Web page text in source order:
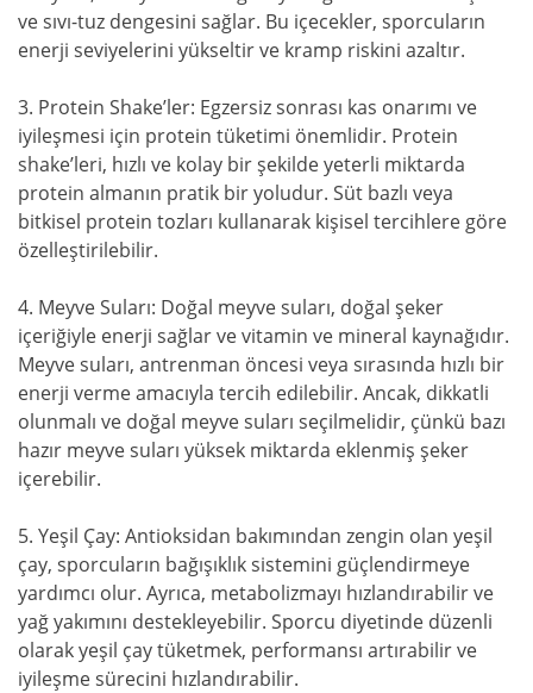
ve sıvı-tuz dengesini sağlar. Bu içecekler, sporcuların
enerji seviyelerini yükseltir ve kramp riskini azaltır.
3. Protein Shake’ler: Egzersiz sonrası kas onarımı ve
iyileşmesi için protein tüketimi önemlidir. Protein
shake’leri, hızlı ve kolay bir şekilde yeterli miktarda
protein almanın pratik bir yoludur. Süt bazlı veya
bitkisel protein tozları kullanarak kişisel tercihlere göre
özelleştirilebilir.
4. Meyve Suları: Doğal meyve suları, doğal şeker
içeriğiyle enerji sağlar ve vitamin ve mineral kaynağıdır.
Meyve suları, antrenman öncesi veya sırasında hızlı bir
enerji verme amacıyla tercih edilebilir. Ancak, dikkatli
olunmalı ve doğal meyve suları seçilmelidir, çünkü bazı
hazır meyve suları yüksek miktarda eklenmiş şeker
içerebilir.
5. Yeşil Çay: Antioksidan bakımından zengin olan yeşil
çay, sporcuların bağışıklık sistemini güçlendirmeye
yardımcı olur. Ayrıca, metabolizmayı hızlandırabilir ve
yağ yakımını destekleyebilir. Sporcu diyetinde düzenli
olarak yeşil çay tüketmek, performansı artırabilir ve
iyileşme sürecini hızlandırabilir.